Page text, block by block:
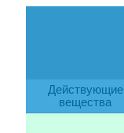
Действующие
вещества